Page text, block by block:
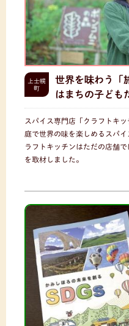
上士幌
町
世界を味わう「
はまちの子ども
スパイス専門店「クラフトキ
庭で世界の味を楽しめるスパ
ラフトキッチンはただの店舗
を取材しました。